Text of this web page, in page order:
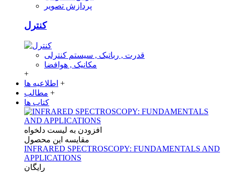
پردازش تصویر
کنترل
قدرت , رباتیک , سیستم کنترلی
مکانیک , هوافضا
+
اطلاعیه ها +
مطالب +
کتاب ها
افزودن به لیست دلخواه
مقایسه این محصول
INFRARED SPECTROSCOPY: FUNDAMENTALS AND
APPLICATIONS
رایگان